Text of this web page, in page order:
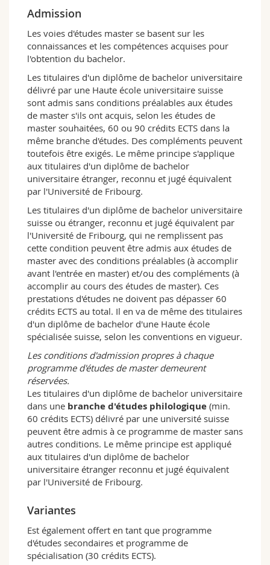
Option Rhéto-roman
Les étudiantes et étudiants de l'option
roman approfondissent, dans le cadre d'un
module spécifique, leurs connaissances
méthodologiques en linguistique et littérature
recherches empiriques. Le module orienté vers
la pratique se consacre aux aspects individuels,
sociaux et juridiques du plurilinguisme dans les
Grisons, avec une attention particulière sur la
promotion et l'usage institutionnel du rhéto-
roman ainsi que sur la documentation de cette
langue d'un point de vue historique et
contemporain. Les deux travaux de séminaire
et le mémoire de master portent sur le rhéto-
roman.
Profil fribourgeois
Idéalement intégré dans l'environnement
multilingue fribourgeois et suisse, fidèle à sa
thématique, le programme d'études en sciences
du plurilinguisme propose des enseignements
en français et en allemand ainsi qu'en mode de
fonctionnement bilingue, voire trilingue, la
littérature étudiée étant pour une bonne part
anglophone.
Il fonctionne également en étroite synergie
avecl'Institut de plurilinguisme de
l'Université de Fribourg, instituéCentre
scientifique de compétence sur le
plurilinguisme sur mandat du Conseil fédéral.
Cette collaboration permet aux étudiantes et
étudiants de profiter de nombreuses
manifestations d'envergure internationale, de
réaliser leur stage dans un environnement
enrichissant, selon les possibilités, et de
trouver auCentre de documentation
Bibliothèque des langues
étrangères
œuvres scientifiques dont ils ont besoin pour
conclure leurs études avec succès.
Débouchés
Les études de master préparent à des activités
Admission
Les voies d'études master se basent sur les
connaissances et les compétences acquises pour
l'obtention du bachelor.
Les titulaires d'un diplôme de bachelor universitaire
délivré par une Haute école universitaire suisse
sont admis sans conditions préalables aux études
de master s'ils ont acquis, selon les études de
master souhaitées, 60 ou 90 crédits ECTS dans la
même branche d'études. Des compléments peuvent
toutefois être exigés. Le même principe s'applique
aux titulaires d'un diplôme de bachelor
universitaire étranger, reconnu et jugé équivalent
par l'Université de Fribourg.
Les titulaires d'un diplôme de bachelor universitaire
suisse ou étranger, reconnu et jugé équivalent par
l'Université de Fribourg, qui ne remplissent pas
cette condition peuvent être admis aux études de
master avec des conditions préalables (à accomplir
avant l'entrée en master) et/ou des compléments (à
accomplir au cours des études de master). Ces
prestations d'études ne doivent pas dépasser 60
crédits ECTS au total. Il en va de même des titulaires
d'un diplôme de bachelor d'une Haute école
spécialisée suisse, selon les conventions en vigueur.
Les conditions d'admission propres à chaque
programme d'études de master demeurent
réservées.
Les titulaires d'un diplôme de bachelor universitaire
dans une branche d'études philologique (min.
60 crédits ECTS) délivré par une université suisse
peuvent être admis à ce programme de master sans
autres conditions. Le même principe est appliqué
aux titulaires d'un diplôme de bachelor
universitaire étranger reconnu et jugé équivalent
par l'Université de Fribourg.
Variantes
Est également offert en tant que programme
d'études secondaires et programme de
spécialisation (30 crédits ECTS).